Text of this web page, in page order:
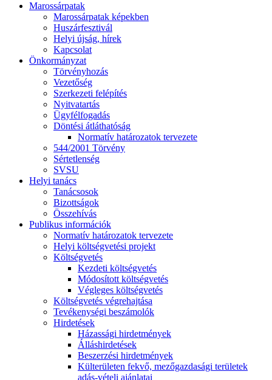
Marossárpatak
Marossárpatak képekben
Huszárfesztivál
Helyi újság, hírek
Kapcsolat
Önkormányzat
Törvényhozás
Vezetőség
Szerkezeti felépítés
Nyitvatartás
Ügyfélfogadás
Döntési átláthatóság
Normatív határozatok tervezete
544/2001 Törvény
Sértetlenség
SVSU
Helyi tanács
Tanácsosok
Bizottságok
Összehívás
Publikus információk
Normatív határozatok tervezete
Helyi költségvetési projekt
Költségvetés
Kezdeti költségvetés
Módosított költségvetés
Végleges költségvetés
Költségvetés végrehajtása
Tevékenységi beszámolók
Hirdetések
Házassági hirdetmények
Álláshirdetések
Beszerzési hirdetmények
Külterületen fekvő, mezőgazdasági területek
adás-vételi ajánlatai